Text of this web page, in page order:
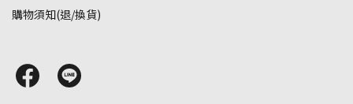
購物須知(退/換貨)